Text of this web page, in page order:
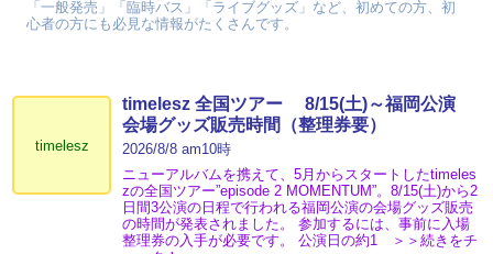
「一般発売」「臨時バス」「ライブグッズ」など、初めての方、初
心者の方にも必見な情報がたくさんです。
timelesz
timelesz 全国ツアー 8/15(土)～福岡公演
会場グッズ販売時間（整理券要）
2026/8/8 am10時
ニューアルバムを携えて、5月からスタートしたtimeles
zの全国ツアー”episode 2 MOMENTUM”。8/15(土)から2
日間3公演の日程で行われる福岡公演の会場グッズ販売
の時間が発表されました。 参加するには、事前に入場
整理券の入手が必要です。 公演日の約1 ＞＞続きをチ